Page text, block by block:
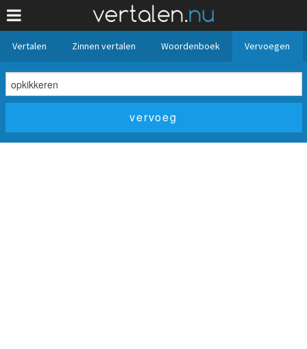
Vertalen Zinnen vertalen Woordenboek Vervoegen